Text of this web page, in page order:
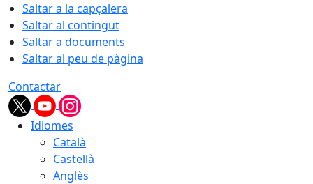
Saltar a la capçalera
Saltar al contingut
Saltar a documents
Saltar al peu de pàgina
Contactar
Idiomes
Català
Castellà
Anglès